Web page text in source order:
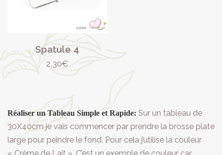
Spatule 4
2,30€
Réaliser un Tableau Simple et Rapide: Sur un tableau de
30X40cm je vais commencer par prendre la brosse plate
large pour peindre le fond. Pour cela j’utilise la couleur